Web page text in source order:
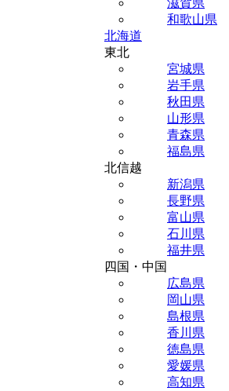
滋賀県
和歌山県
北海道
東北
宮城県
岩手県
秋田県
山形県
青森県
福島県
北信越
新潟県
長野県
富山県
石川県
福井県
四国・中国
広島県
岡山県
島根県
香川県
徳島県
愛媛県
高知県